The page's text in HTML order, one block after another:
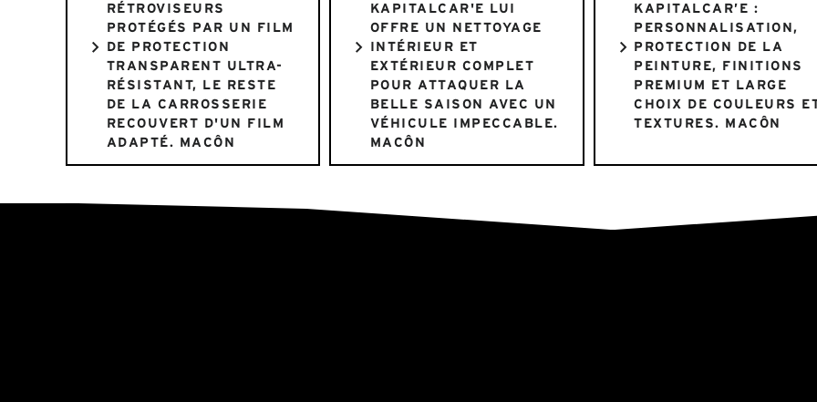
RÉTROVISEURS
PROTÉGÉS PAR UN FILM
DE PROTECTION
TRANSPARENT ULTRA-
RÉSISTANT, LE RESTE
DE LA CARROSSERIE
RECOUVERT D'UN FILM
ADAPTÉ. MACÔN
KAPITALCAR'E LUI
OFFRE UN NETTOYAGE
INTÉRIEUR ET
EXTÉRIEUR COMPLET
POUR ATTAQUER LA
BELLE SAISON AVEC UN
VÉHICULE IMPECCABLE.
MACÔN
KAPITALCAR’E :
PERSONNALISATION,
PROTECTION DE LA
PEINTURE, FINITIONS
PREMIUM ET LARGE
CHOIX DE COULEURS
TEXTURES. MACÔN